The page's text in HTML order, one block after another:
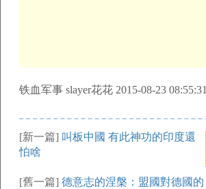
铁血军事 slayer花花 2015-08-23 08:55:31
[新一篇] 叫板中國 有此神功的印度還
怕啥
[舊一篇] 德意志的涅槃：盟國對德國的